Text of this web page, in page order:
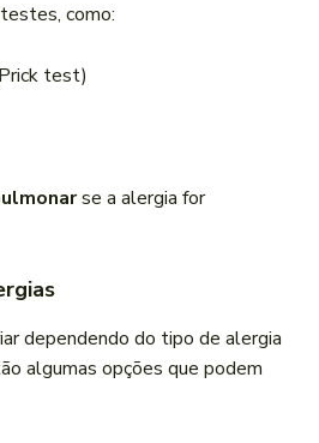
como:
test)
se a alergia for
dependendo do tipo de alergia
algumas opções que podem